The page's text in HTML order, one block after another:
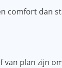
comfort dan
plan zijn